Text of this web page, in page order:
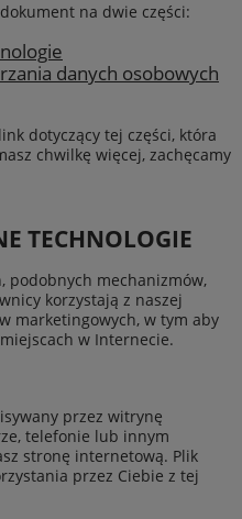
na dwie części:
danych osobowych
dotyczący tej części, która
chwilkę więcej, zachęcamy
TECHNOLOGIE
podobnych mechanizmów,
korzystają z naszej
marketingowych, w tym aby
w Internecie.
przez witrynę
telefonie lub innym
stronę internetową. Plik
przez Ciebie z tej